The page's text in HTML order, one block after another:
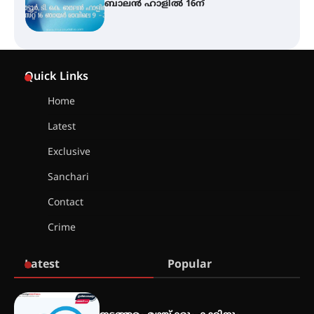
അവധി
എസ് എൻ ഹയർ സെക്കൻഡറി
Quick Links
Home
Latest
Exclusive
Sanchari
Contact
Crime
Latest Popular